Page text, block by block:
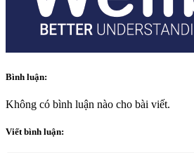
Bình luận:
Không có bình luận nào cho bài viết.
Viết bình luận: